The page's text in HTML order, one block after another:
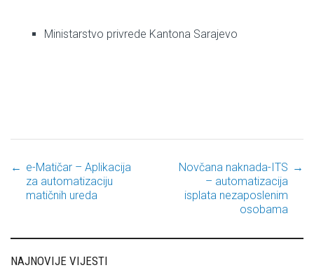
Ministarstvo privrede Kantona Sarajevo
Post navigation
← e-Matičar – Aplikacija
za automatizaciju
matičnih ureda
Novčana naknada-ITS
– automatizacija
isplata nezaposlenim
osobama
→
NAJNOVIJE VIJESTI